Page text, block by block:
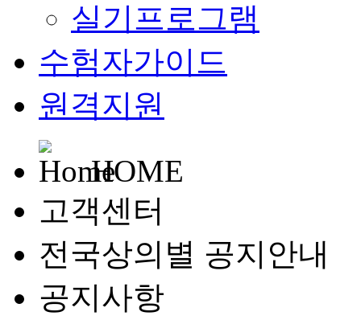
실기프로그램
수험자가이드
원격지원
HOME
고객센터
전국상의별 공지안내
공지사항